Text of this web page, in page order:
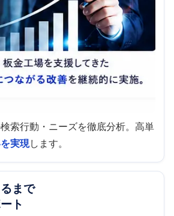
索行動・ニーズを徹底分析。高単
実現します。
まで
ト